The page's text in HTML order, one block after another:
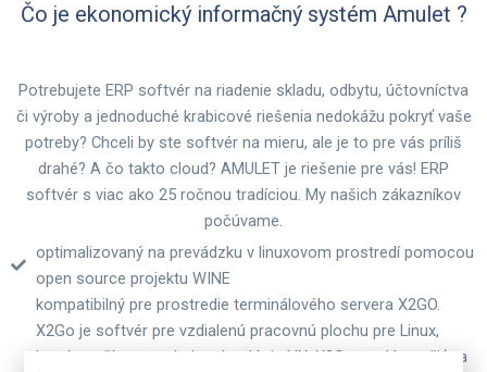
Čo je ekonomický informačný systém Amulet ?
Potrebujete ERP softvér na riadenie skladu, odbytu, účtovníctva
či výroby a jednoduché krabicové riešenia nedokážu pokryť vaše
potreby? Chceli by ste softvér na mieru, ale je to pre vás príliš
drahé? A čo takto cloud? AMULET je riešenie pre vás! ERP
softvér s viac ako 25 ročnou tradíciou. My našich zákazníkov
počúvame.
optimalizovaný na prevádzku v linuxovom prostredí pomocou
open source projektu WINE
kompatibilný pre prostredie terminálového servera X2GO.
X2Go je softvér pre vzdialenú pracovnú plochu pre Linux,
ktorý používa protokol technológie NX. X2Go sa dá použiť na